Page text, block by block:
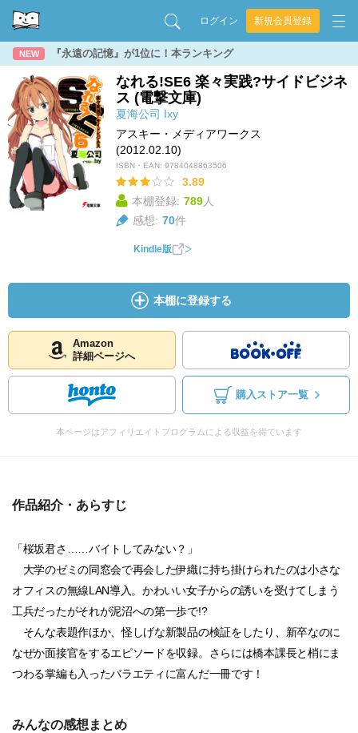
ログイン 新規会員登録
NEW 『永遠の記憶』が1位に！本ランキング
なれる!SE6 楽々実践?サイドビジネ
ス (電撃文庫)
夏海公司 Ixy
アスキー・メディアワークス
(2012.02.10)
ISBN・EAN: 9784048863506
3.89
本棚登録: 789人
感想: 70件
Kindle版
本棚に登録する
Amazon
詳細ページへ
購入ストア一覧
本ページはアフィリエイトプログラムによる収益を得ています
作品紹介・あらすじ
「桜坂君さ……バイトしてみない？」
大学のゼミの同窓会で再会した伊織に持ち掛けられたのは小さな
オフィスの無線LAN導入。かわいい女子からの誘いを受けてしまう
工兵だったがそれが泥沼への第一歩で!?
そんな表題作ほか、怪しげな新製品の検証をしたり、新卒なのに
なぜか面接官をするエピソードを収録。さらには橋本課長と梢にま
つわる掌編も入ったバラエティに富んだ一冊です！
みんなの感想まとめ